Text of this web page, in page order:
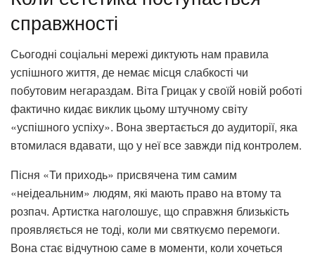
справжності
Сьогодні соціальні мережі диктують нам правила
успішного життя, де немає місця слабкості чи
побутовим негараздам. Віта Грицак у своїй новій роботі
фактично кидає виклик цьому штучному світу
«успішного успіху». Вона звертається до аудиторії, яка
втомилася вдавати, що у неї все завжди під контролем.
Пісня «Ти приходь» присвячена тим самим
«неідеальним» людям, які мають право на втому та
розпач. Артистка наголошує, що справжня близькість
проявляється не тоді, коли ми святкуємо перемоги.
Вона стає відчутною саме в моменти, коли хочеться